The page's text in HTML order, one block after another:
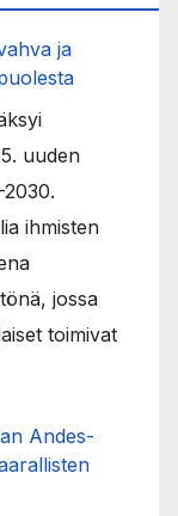
ja
uuden
ihmisten
jossa
toimivat
Andes-